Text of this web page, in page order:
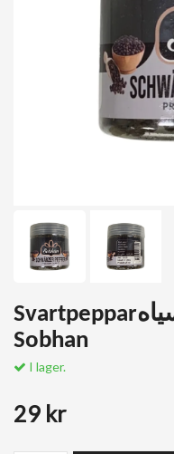
Svartpepparفلفل دانه.درشت سیاه
Sobhan
I lager.
29 kr